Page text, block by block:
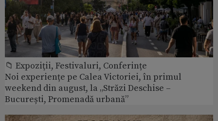
📁 Expoziţii, Festivaluri, Conferințe
Noi experiențe pe Calea Victoriei, în primul
weekend din august, la „Străzi Deschise –
București, Promenadă urbană”